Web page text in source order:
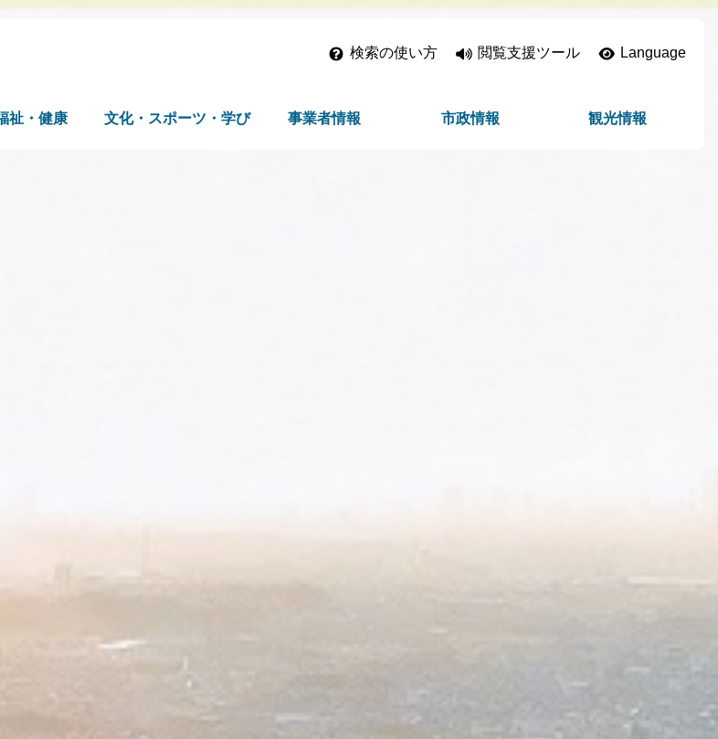
検索の使い方 閲覧支援ツール Language
祉・健康 文化・スポーツ・学び 事業者情報 市政情報 観光情報